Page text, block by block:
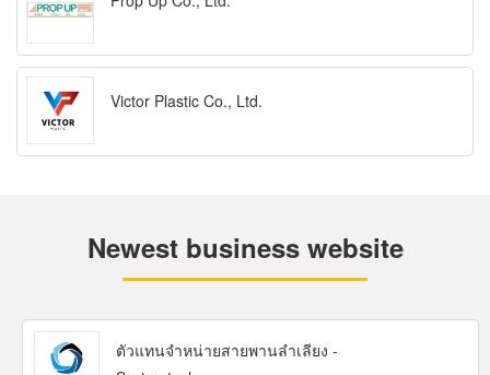
Victor Plastic Co., Ltd.
Newest business website
ตัวแทนจำหน่ายสายพานลำเลียง -